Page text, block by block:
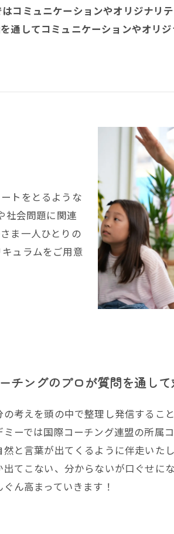
コミュニケーションやオリジナリ
通してコミュニケーションやオリ
トをとるような
社会問題に関連
ま一人ひとりの
ュラムをご用意
チングのプロが質問を通し
考えを頭の中で整理し発信するこ
ミーでは国際コーチング連盟の所属
然と言葉が出てくるように伴走いた
出てこない、分からないが口ぐせに
ぐん高まっていきます！